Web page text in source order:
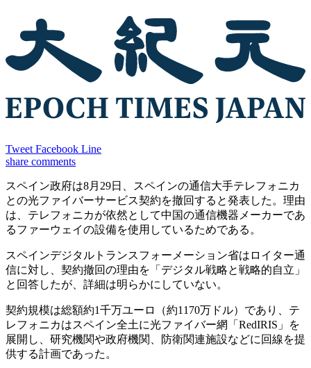
Tweet Facebook Line
share comments
スペイン政府は8月29日、スペインの通信大手テレフォニカ
との光ファイバーサービス契約を撤回すると発表した。理由
は、テレフォニカが依然として中国の通信機器メーカーであ
るファーウェイの設備を使用しているためである。
スペインデジタルトランスフォーメーション省はロイター通
信に対し、契約撤回の理由を「デジタル戦略と戦略的自立」
と回答したが、詳細は明らかにしていない。
契約規模は総額約1千万ユーロ（約1170万ドル）であり、テ
レフォニカはスペイン全土に光ファイバー網「RedIRIS」を
展開し、研究機関や政府機関、防衛関連施設などに回線を提
供する計画であった。